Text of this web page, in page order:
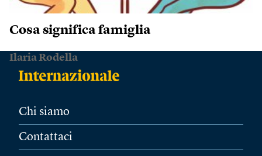
Cosa significa famiglia
Ilaria Rodella
Chi siamo
Contattaci